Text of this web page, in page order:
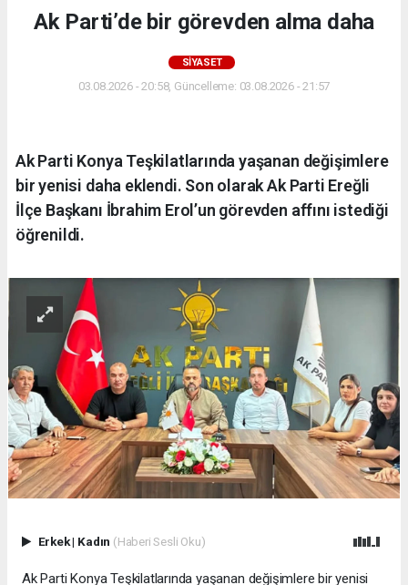
Ak Parti’de bir görevden alma daha
SİYASET
03.08.2026 - 20:58, Güncelleme: 03.08.2026 - 21:57
Ak Parti Konya Teşkilatlarında yaşanan değişimlere
bir yenisi daha eklendi. Son olarak Ak Parti Ereğli
İlçe Başkanı İbrahim Erol’un görevden affını istediği
öğrenildi.
Erkek| Kadın (Haberi Sesli Oku)
Ak Parti Konya Teşkilatlarında yaşanan değişimlere bir yenisi